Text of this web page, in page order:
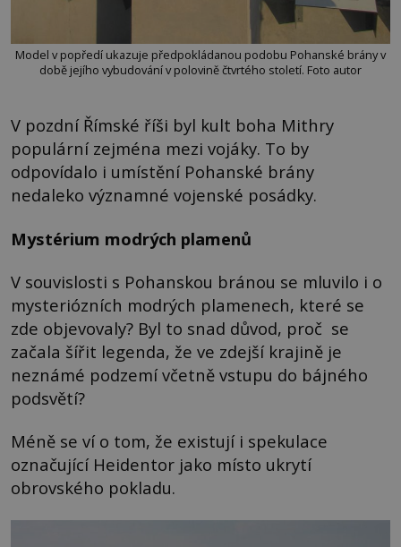
Model v popředí ukazuje předpokládanou podobu Pohanské brány v
době jejího vybudování v polovině čtvrtého století. Foto autor
V pozdní Římské říši byl kult boha Mithry
populární zejména mezi vojáky. To by
odpovídalo i umístění Pohanské brány
nedaleko významné vojenské posádky.
Mystérium modrých plamenů
V souvislosti s Pohanskou bránou se mluvilo i o
mysteriózních modrých plamenech, které se
zde objevovaly? Byl to snad důvod, proč se
začala šířit legenda, že ve zdejší krajině je
neznámé podzemí včetně vstupu do bájného
podsvětí?
Méně se ví o tom, že existují i spekulace
označující Heidentor jako místo ukrytí
obrovského pokladu.